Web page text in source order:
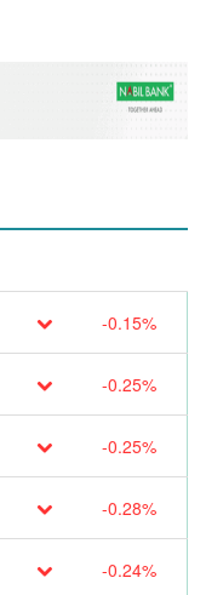
-0.15%
-0.25%
-0.25%
-0.28%
-0.24%